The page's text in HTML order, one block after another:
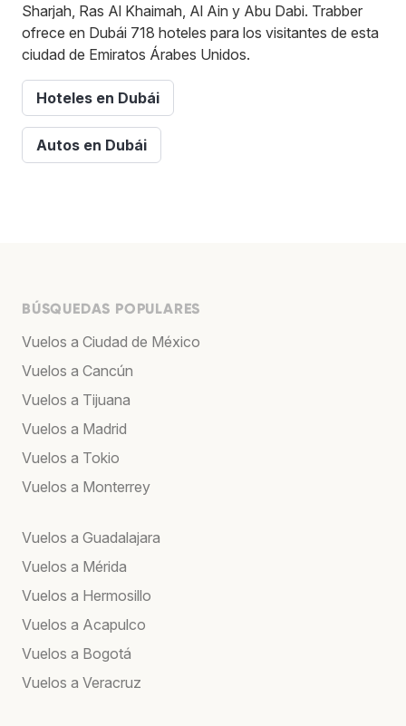
Sharjah, Ras Al Khaimah, Al Ain y Abu Dabi. Trabber
ofrece en Dubái 718 hoteles para los visitantes de esta
ciudad de Emiratos Árabes Unidos.
Hoteles en Dubái
Autos en Dubái
BÚSQUEDAS POPULARES
Vuelos a Ciudad de México
Vuelos a Cancún
Vuelos a Tijuana
Vuelos a Madrid
Vuelos a Tokio
Vuelos a Monterrey
Vuelos a Guadalajara
Vuelos a Mérida
Vuelos a Hermosillo
Vuelos a Acapulco
Vuelos a Bogotá
Vuelos a Veracruz